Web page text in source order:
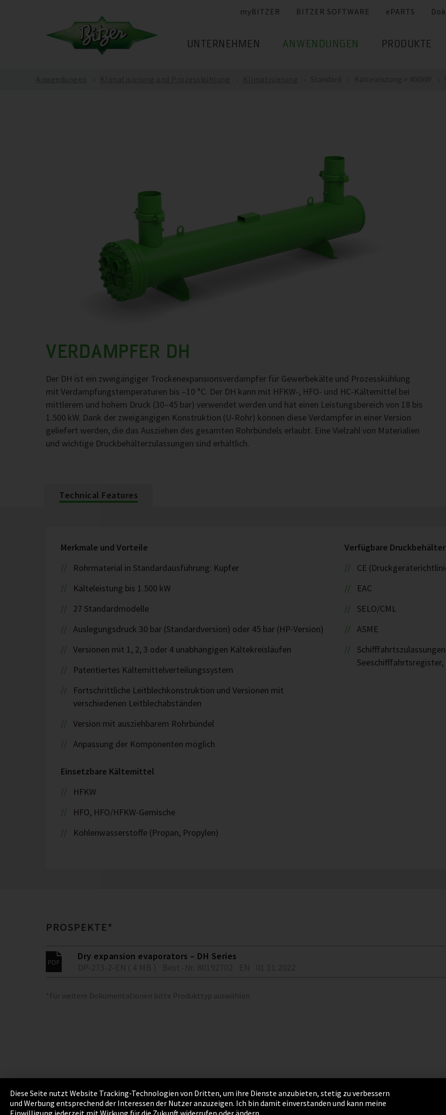
myBITZER BITZER SOFTWARE ePARTS
UNTERNEHMEN ANWENDUNGEN PRODUKTE
VERDAMPFER DH
Der DH ist ein zweigängiger Trockenexpansionsverdampfer für Gewerbekälte und Prozesskühlung
mit Verdampfungstemperaturen bis –10 °C. Der DH kann mit HFKW-, HFO- und HC-Kältemittel bei
mittlerem und hohem Druck (30–45 bar) verwendet werden und hat einen Leistungsbereich von 18 bis
1.500 kW. Dank der zweigängigen Konstruktion (U-Rohr) können diese Verdampfer in einer Version
geliefert werden, die das Ausziehen des gesamten Rohrbündels erlaubt. Eine Vielzahl von Materialien
und wichtige Druckbehälterzulassungen sind erhältlich.
Technical Features
Merkmale und Vorteile
Rohrmaterial in Standardausführung: Kupfer
Kälteleistung bis 1.500 kW
27 Standardmodelle
Auslegungsdruck 30 bar (Standardversion) oder 45 bar (HP-Version)
Versionen mit 1, 2, 3 oder 4 unabhängigen Kältekreisläufen
Patentiertes Kältemittelverteilungssystem
Fortschrittliche Leitblechkonstruktion und Versionen mit
verschiedenen Leitblechabständen
Version mit ausziehbarem Rohrbündel
Anpassung der Komponenten möglich
Einsetzbare Kältemittel
HFKW
HFO, HFO/HFKW-Gemische
Kohlenwasserstoffe (Propan, Propylen)
Verfügbare
CE
EAC
SELO/CML
ASME
Seeschifffahrtsregister,
PROSPEKTE*
Dry expansion evaporators – DH Series
*Für weitere Dokumentationen bitte Produkttyp auswählen
Impressum Datenschutz Cookie Einstellungen AGB
Diese Seite nutzt Website Tracking-Technologien von Dritten, um ihre Dienste anzubieten, stetig zu verbessern
und Werbung entsprechend der Interessen der Nutzer anzuzeigen. Ich bin damit einverstanden und kann meine
Einwilligung jederzeit mit Wirkung für die Zukunft widerrufen oder ändern.